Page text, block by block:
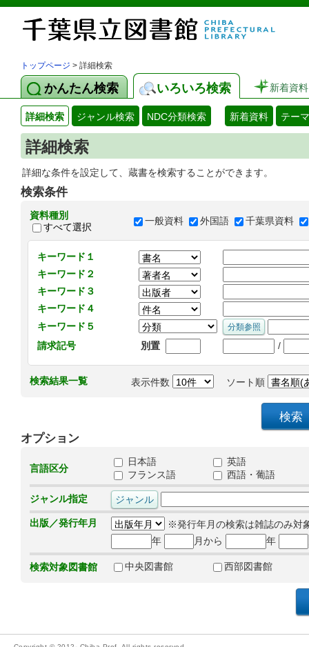
トップページ > 詳細検索
かんたん検索 いろいろ検索 新着資料
詳細検索 ジャンル検索 NDC分類検索 新着資料 テー
詳細検索
詳細な条件を設定して、蔵書を検索することができます。
検索条件
資料種別
すべて選択
一般資料 外国語 千葉県資料
キーワード１
キーワード２
キーワード３
キーワード４
キーワード５
請求記号
別置 /
検索結果一覧 表示件数 ソート順
オプション
言語区分
日本語
英語
フランス語
西語・葡語
ジャンル指定
出版／発行年月
※発行年月の検索は雑誌のみ対
年
月から 年
検索対象図書館 中央図書館 西部図書館